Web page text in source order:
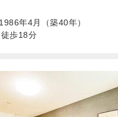
年4月（築40年）
歩18分